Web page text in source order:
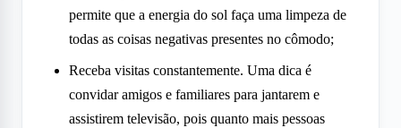
permite que a energia do sol faça uma limpeza de
todas as coisas negativas presentes no cômodo;
Receba visitas constantemente. Uma dica é
convidar amigos e familiares para jantarem e
assistirem televisão, pois quanto mais pessoas